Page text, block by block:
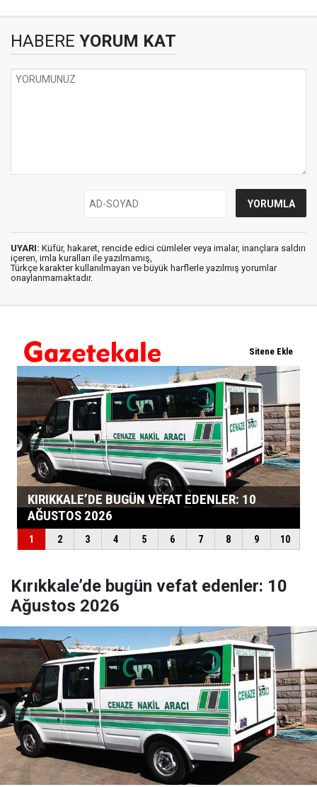
HABERE YORUM KAT
UYARI: Küfür, hakaret, rencide edici cümleler veya imalar, inançlara saldırı
içeren, imla kuralları ile yazılmamış,
Türkçe karakter kullanılmayan ve büyük harflerle yazılmış yorumlar
onaylanmamaktadır.
Kırıkkale’de bugün vefat edenler: 10
Ağustos 2026